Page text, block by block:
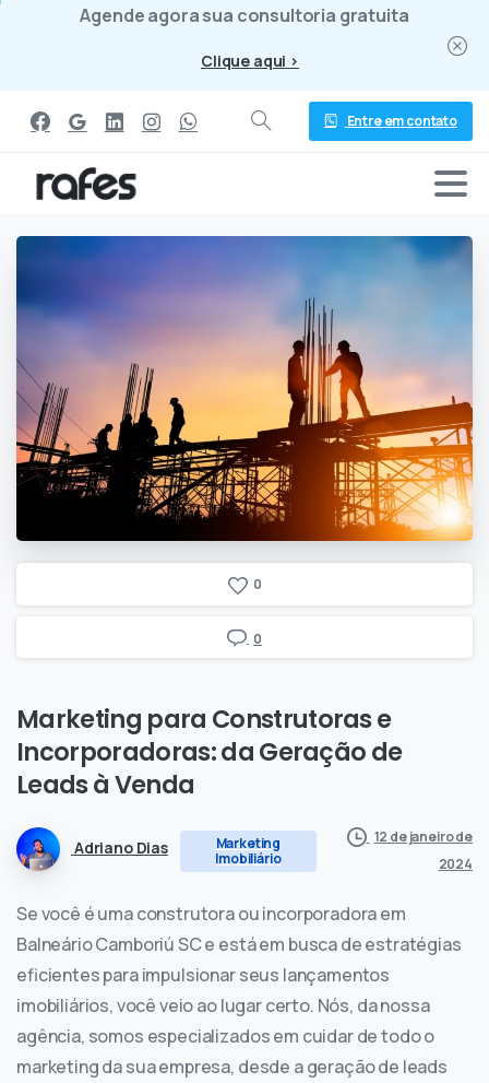
Agende agora sua consultoria gratuita
Clique aqui >
Entre em contato
0
0
Marketing para Construtorase
Incorporadoras:daGeraçãode
LeadsàVenda
Adriano Dias
Marketing
Imobiliário
12 de janeiro de
2024
Se você é uma construtora ou incorporadora em
Balneário Camboriú SC e está em busca de estratégias
eficientes para impulsionar seus lançamentos
imobiliários, você veio ao lugar certo. Nós, da nossa
agência, somos especializados em cuidar de todo o
marketing da sua empresa, desde a geração de leads